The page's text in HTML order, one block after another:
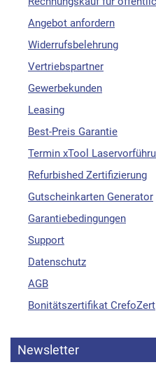
Angebot anfordern
Widerrufsbelehrung
Vertriebspartner
Gewerbekunden
Leasing
Best-Preis Garantie
Termin xTool
Refurbished Zertifizierung
Gutscheinkarten Generator
Garantiebedingungen
Support
Datenschutz
AGB
Bonitätszertifikat CrefoZert
Newsletter